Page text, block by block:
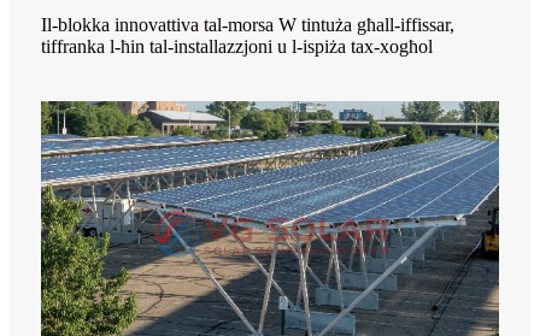
Il-blokka innovattiva tal-morsa W tintuża għall-iffissar,
tiffranka l-ħin tal-installazzjoni u l-ispiża tax-xogħol